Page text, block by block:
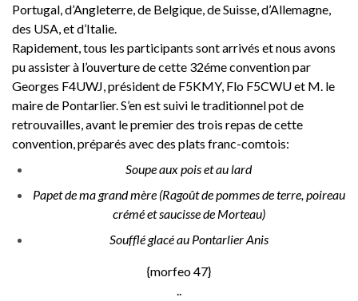
Portugal, d’Angleterre, de Belgique, de Suisse, d’Allemagne,
des USA, et d’Italie.
Rapidement, tous les participants sont arrivés et nous avons
pu assister à l’ouverture de cette 32éme convention par
Georges F4UWJ, président de F5KMY, Flo F5CWU et M. le
maire de Pontarlier. S’en est suivi le traditionnel pot de
retrouvailles, avant le premier des trois repas de cette
convention, préparés avec des plats franc-comtois:
Soupe aux pois et au lard
Papet de ma grand mère (Ragoût de pommes de terre, poireau
crémé et saucisse de Morteau)
Soufflé glacé au Pontarlier Anis
{morfeo 47}